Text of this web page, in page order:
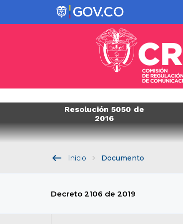
Resolución 5050 de
2016
keyboard_backspace Inicio Documento
Decreto 2106 de 2019